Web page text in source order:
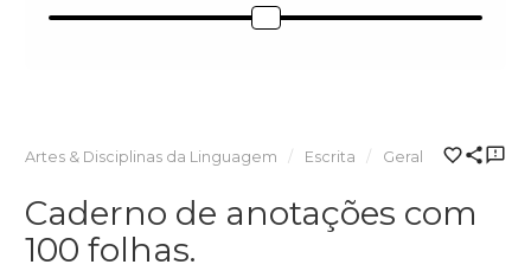
Artes & Disciplinas da Linguagem Escrita Geral
Caderno de anotações com
100 folhas.